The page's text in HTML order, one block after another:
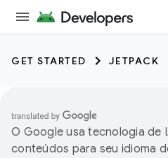
GET STARTED JETPACK
O Google usa tecnologia de
conteúdos para seu idioma